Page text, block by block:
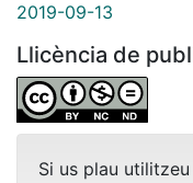
2019-09-13
Llicència de
Si us plau